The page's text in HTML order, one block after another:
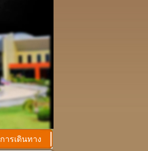
การเดินทาง